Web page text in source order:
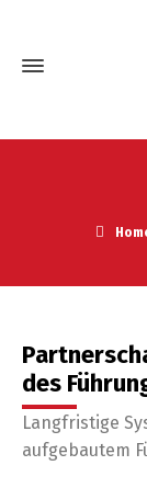
des
Langfristige
aufgebautem